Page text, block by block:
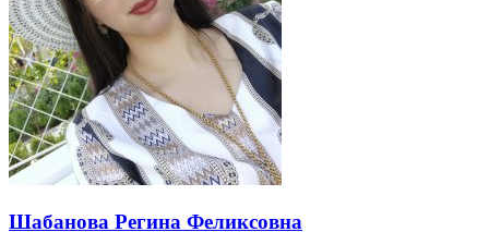
Шабанова Регина Феликсовна